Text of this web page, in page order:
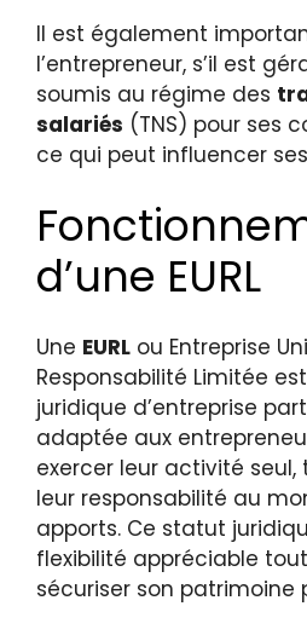
Il est également
l’entrepreneur, s’il est
soumis au régime des
salariés (TNS) pour ses
ce qui peut influencer
d’une EURL
Une EURL ou Entreprise
Responsabilité Limitée
juridique d’entreprise
adaptée aux
exercer leur activité
leur responsabilité au
apports. Ce statut
flexibilité appréciable
sécuriser son patrimoine